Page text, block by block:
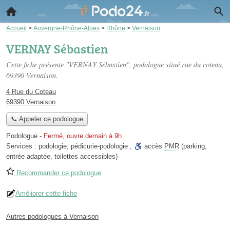
Accueil > Auvergne-Rhône-Alpes > Rhône > Vernaison
VERNAY Sébastien
Cette fiche présente "VERNAY Sébastien", podologue situé rue du coteau,
69390 Vernaison.
4 Rue du Coteau
69390 Vernaison
📞 Appeler ce podologue
Podologue - Fermé, ouvre demain à 9h
Services : podologie, pédicurie-podologie , accès PMR (parking,
entrée adaptée, toilettes accessibles)
Recommander ce podologue
Améliorer cette fiche
Autres podologues à Vernaison